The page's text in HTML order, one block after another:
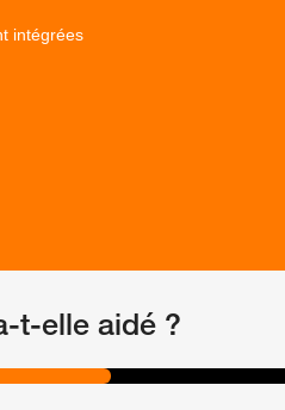
intégrées
t-elle aidé ?